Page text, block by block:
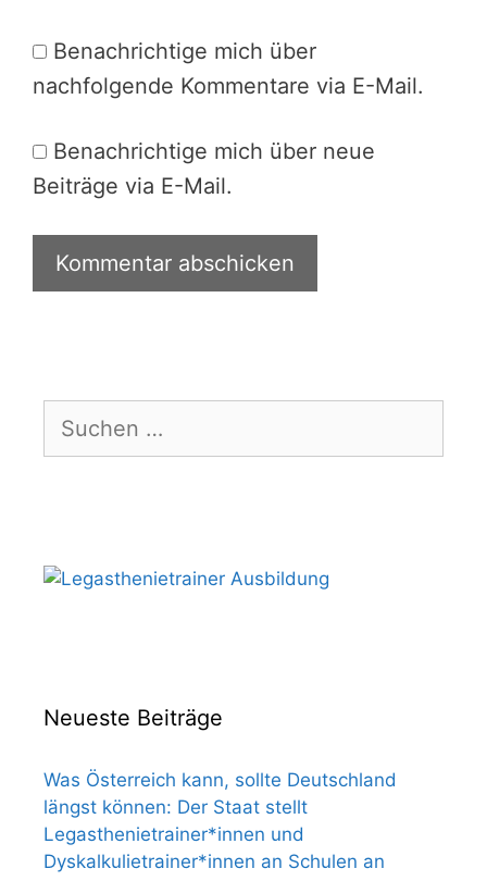
Benachrichtige mich über
nachfolgende Kommentare via E-Mail.
Benachrichtige mich über neue
Beiträge via E-Mail.
nach:
Neueste Beiträge
Was Österreich kann, sollte Deutschland
längst können: Der Staat stellt
Legasthenietrainer*innen und
Dyskalkulietrainer*innen an Schulen an